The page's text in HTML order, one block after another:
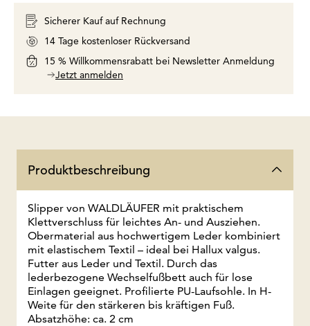
Sicherer Kauf auf Rechnung
14 Tage kostenloser Rückversand
15 % Willkommensrabatt bei Newsletter Anmeldung
Jetzt anmelden
Produktbeschreibung
Slipper von WALDLÄUFER mit praktischem
Klettverschluss für leichtes An- und Ausziehen.
Obermaterial aus hochwertigem Leder kombiniert
mit elastischem Textil – ideal bei Hallux valgus.
Futter aus Leder und Textil. Durch das
lederbezogene Wechselfußbett auch für lose
Einlagen geeignet. Profilierte PU-Laufsohle. In H-
Weite für den stärkeren bis kräftigen Fuß.
Absatzhöhe: ca. 2 cm